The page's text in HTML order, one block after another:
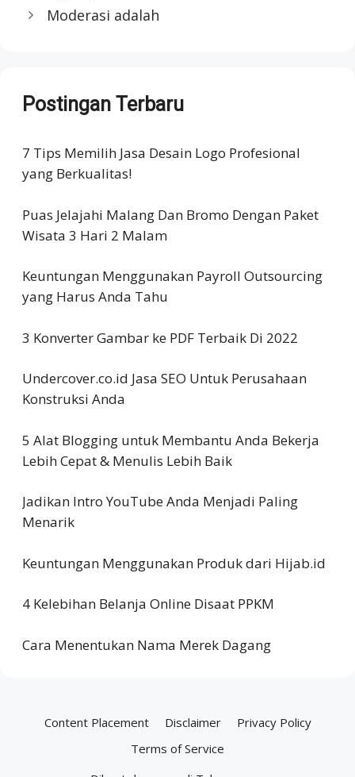
Moderasi adalah
Postingan Terbaru
7 Tips Memilih Jasa Desain Logo Profesional
yang Berkualitas!
Puas Jelajahi Malang Dan Bromo Dengan Paket
Wisata 3 Hari 2 Malam
Keuntungan Menggunakan Payroll Outsourcing
yang Harus Anda Tahu
3 Konverter Gambar ke PDF Terbaik Di 2022
Undercover.co.id Jasa SEO Untuk Perusahaan
Konstruksi Anda
5 Alat Blogging untuk Membantu Anda Bekerja
Lebih Cepat & Menulis Lebih Baik
Jadikan Intro YouTube Anda Menjadi Paling
Menarik
Keuntungan Menggunakan Produk dari Hijab.id
4 Kelebihan Belanja Online Disaat PPKM
Cara Menentukan Nama Merek Dagang
Content Placement Disclaimer
Privacy Policy
Terms of Service